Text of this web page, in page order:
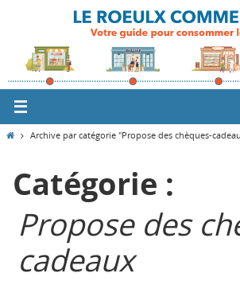
contenu
HomeArchive par catégorie "Propose des chèques-
Catégorie :
Propose des
cadeaux